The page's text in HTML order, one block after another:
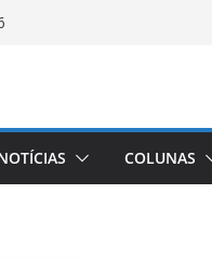
COLUNAS